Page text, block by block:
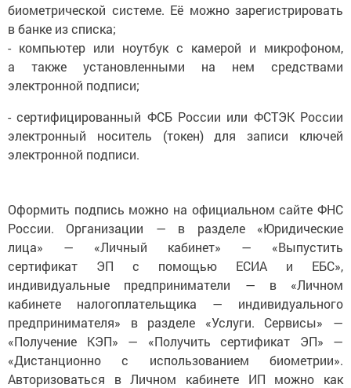
биометрической системе. Её можно зарегистрировать
в банке из списка;
- компьютер или ноутбук с камерой и микрофоном,
а также установленными на нем средствами
электронной подписи;
- сертифицированный ФСБ России или ФСТЭК России
электронный носитель (токен) для записи ключей
электронной подписи.
Оформить подпись можно на официальном сайте ФНС
России. Организации — в разделе «Юридические
лица» — «Личный кабинет» — «Выпустить
сертификат ЭП с помощью ЕСИА и ЕБС»,
индивидуальные предприниматели — в «Личном
кабинете налогоплательщика — индивидуального
предпринимателя» в разделе «Услуги. Сервисы» —
«Получение КЭП» — «Получить сертификат ЭП» —
«Дистанционно с использованием биометрии».
Авторизоваться в Личном кабинете ИП можно как